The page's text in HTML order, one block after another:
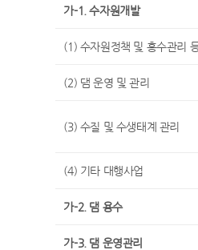
가-1. 수자원개발
(1) 수자원정책 및 홍수관리
(2) 댐 운영 및 관리
(3) 수질 및 수생태계 관리
(4) 기타 대행사업
가-2. 댐 용수
가-3. 댐 운영관리